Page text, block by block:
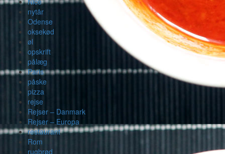
nytår
Odense
oksekød
øl
opskrift
pålæg
Paris
påske
pizza
rejse
Rejser – Danmark
Rejser – Europa
restaurant
Rom
rugbrød